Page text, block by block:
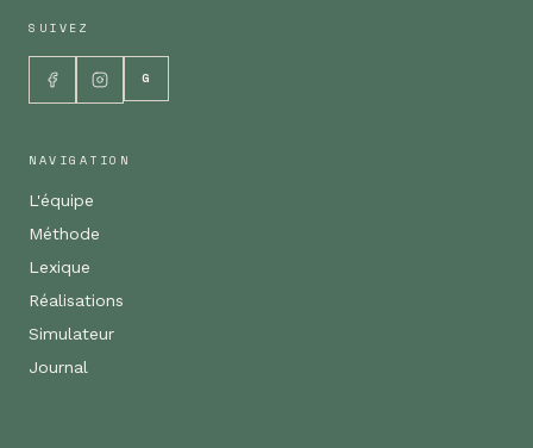
SUIVEZ
G
NAVIGATION
L'équipe
Méthode
Lexique
Réalisations
Simulateur
Journal